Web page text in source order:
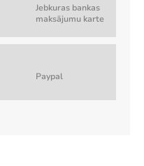
Jebkuras bankas
maksājumu karte
Paypal